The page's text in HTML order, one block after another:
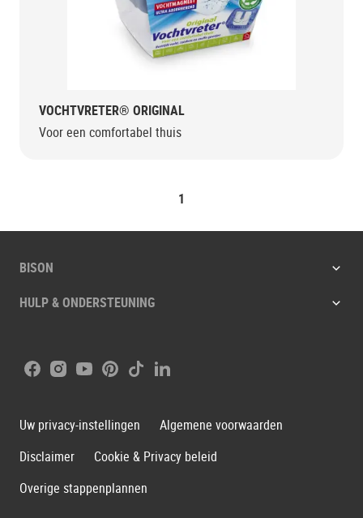
VOCHTVRETER® ORIGINAL
Voor een comfortabel thuis
1
BISON
HULP & ONDERSTEUNING
Facebook
Instagram
YoutubePinterest
TiktokLinkedIn
Uw privacy-instellingen
Algemene voorwaarden
Disclaimer
Cookie & Privacy beleid
Overige stappenplannen